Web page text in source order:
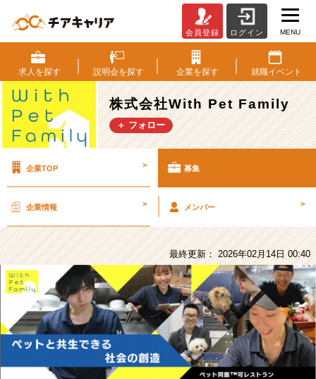
式
会
社
With
Pet
Family
求
【総
与
年
2
回】
部
会員登録 ログイン MENU
求人を探す 説明会を探す 企業を探す 就職イベント
株式会社With Pet Family
＋ フォロー
企業TOP > 募集
企業情報 > メンバー >
最終更新： 2026年02月14日 00:40